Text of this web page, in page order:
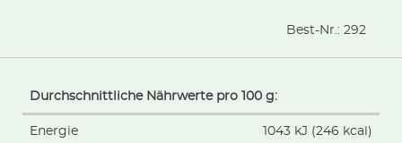
Best-Nr.: 292
Durchschnittliche Nährwerte pro 100 g:
Energie 1043 kJ (246 kcal)